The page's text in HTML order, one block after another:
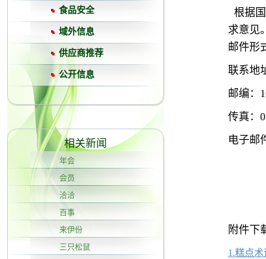
食品安全
域外信息
供应商推荐
公开信息
相关新闻
年会
会员
洽洽
百事
来伊份
三只松鼠
根据
求意见
邮件形
联系地
邮编：
传真：
电子邮
附件下
1.糕点